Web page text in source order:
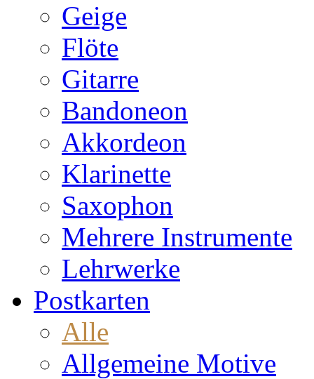
Geige
Flöte
Gitarre
Bandoneon
Akkordeon
Klarinette
Saxophon
Mehrere Instrumente
Lehrwerke
Postkarten
Alle
Allgemeine Motive